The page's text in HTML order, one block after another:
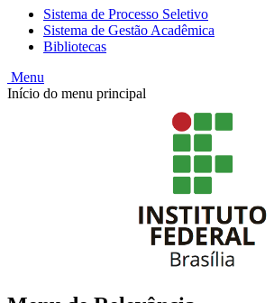
Sistema de Processo Seletivo
Sistema de Gestão Acadêmica
Bibliotecas
Menu
Início do menu principal